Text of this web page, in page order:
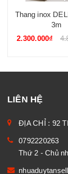
Thang inox
3m
2.300.000₫
LIÊN HỆ
ĐỊA CHỈ : 92
0792220263
Thứ 2 - Chủ